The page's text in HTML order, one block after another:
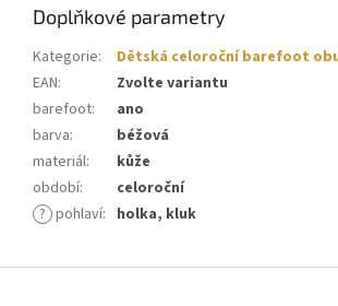
Doplňkové parametry
Kategorie:
Dětská celoroční barefoot
EAN:
Zvolte variantu
barefoot:
ano
barva:
béžová
materiál:
kůže
období:
celoroční
? pohlaví: holka, kluk